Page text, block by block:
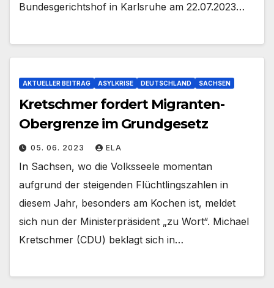
Bundesgerichtshof in Karlsruhe am 22.07.2023…
AKTUELLER BEITRAG ASYLKRISE DEUTSCHLAND SACHSEN
Kretschmer fordert Migranten-
Obergrenze im Grundgesetz
05. 06. 2023 ELA
In Sachsen, wo die Volksseele momentan
aufgrund der steigenden Flüchtlingszahlen in
diesem Jahr, besonders am Kochen ist, meldet
sich nun der Ministerpräsident „zu Wort“. Michael
Kretschmer (CDU) beklagt sich in…